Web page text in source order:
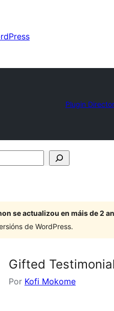
Plugin
se actualizou en máis de 2
de WordPress.
Gifted
Por Kofi Mokome